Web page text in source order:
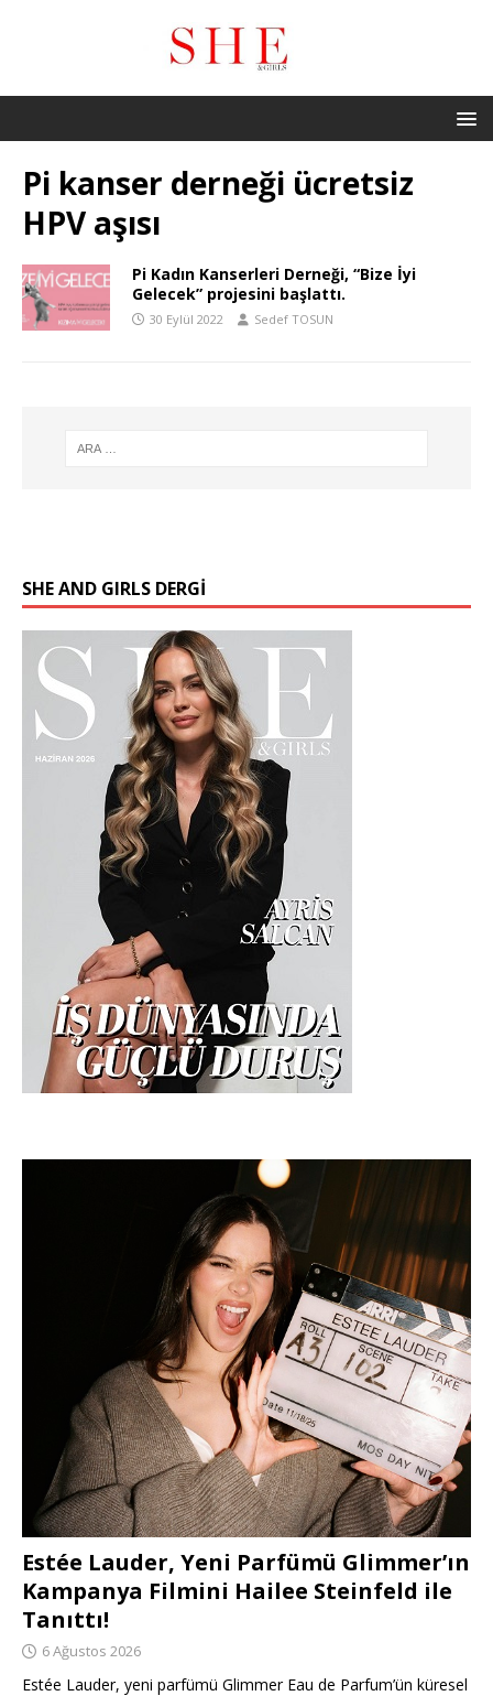
Pi kanser derneği ücretsiz
HPV aşısı
Pi Kadın Kanserleri Derneği, “Bize İyi
Gelecek” projesini başlattı.
30 Eylül 2022 Sedef TOSUN
SHE AND GIRLS DERGİ
Estée Lauder, Yeni Parfümü Glimmer’ın
Kampanya Filmini Hailee Steinfeld ile
Tanıttı!
6 Ağustos 2026
Estée Lauder, yeni parfümü Glimmer Eau de Parfum’ün küresel